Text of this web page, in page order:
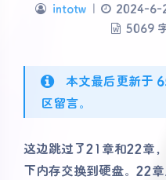
intotw | 2024-6-
5069
本文最后更新于
区留言。
这边跳过了21章和22章
下内存交换到硬盘。22